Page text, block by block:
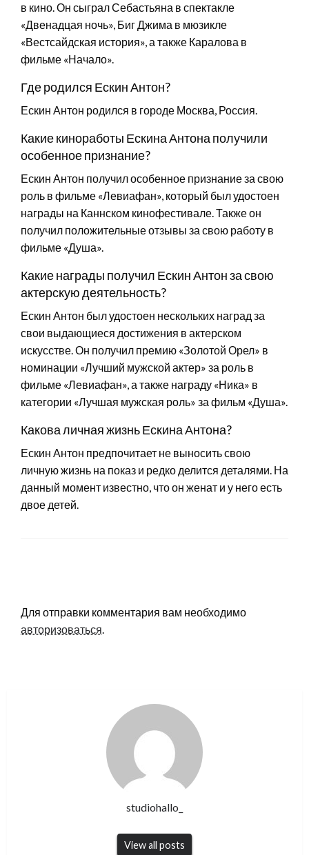
в кино. Он сыграл Себастьяна в спектакле
«Двенадцая ночь», Биг Джима в мюзикле
«Вестсайдская история», а также Каралова в
фильме «Начало».
Где родился Ескин Антон?
Ескин Антон родился в городе Москва, Россия.
Какие киноработы Ескина Антона получили
особенное признание?
Ескин Антон получил особенное признание за свою
роль в фильме «Левиафан», который был удостоен
награды на Каннском кинофестивале. Также он
получил положительные отзывы за свою работу в
фильме «Душа».
Какие награды получил Ескин Антон за свою
актерскую деятельность?
Ескин Антон был удостоен нескольких наград за
свои выдающиеся достижения в актерском
искусстве. Он получил премию «Золотой Орел» в
номинации «Лучший мужской актер» за роль в
фильме «Левиафан», а также награду «Ника» в
категории «Лучшая мужская роль» за фильм «Душа».
Какова личная жизнь Ескина Антона?
Ескин Антон предпочитает не выносить свою
личную жизнь на показ и редко делится деталями. На
данный момент известно, что он женат и у него есть
двое детей.
Для отправки комментария вам необходимо
авторизоваться.
studiohallo_
View all posts